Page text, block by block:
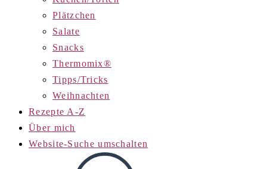
Plätzchen
Salate
Snacks
Thermomix®
Tipps/Tricks
Weihnachten
Rezepte A-Z
Über mich
Website-Suche umschalten